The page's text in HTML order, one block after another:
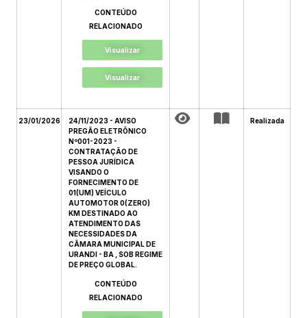
CONTEÚDO
RELACIONADO
Visualizar
Visualizar
23/01/2026
24/11/2023 - AVISO
PREGÃO ELETRÔNICO
Nº001-2023 -
CONTRATAÇÃO DE
PESSOA JURÍDICA
VISANDO O
FORNECIMENTO DE
01(UM) VEÍCULO
AUTOMOTOR 0(ZERO)
KM DESTINADO AO
ATENDIMENTO DAS
NECESSIDADES DA
CÃMARA MUNICIPAL DE
URANDI - BA , SOB REGIME
DE PREÇO GLOBAL.
CONTEÚDO
RELACIONADO
Realizada